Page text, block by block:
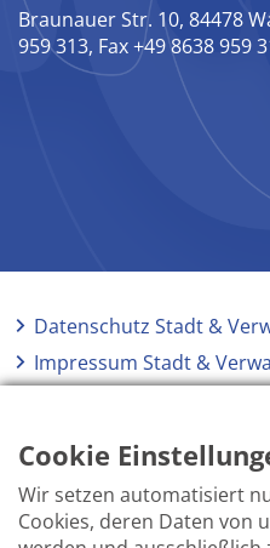
Braunauer Str. 10, 84478
959 313, Fax +49 8638 959
Datenschutz Stadt &
Impressum Stadt &
Cookie
Wir setzen automatisiert
Cookies, deren Daten von